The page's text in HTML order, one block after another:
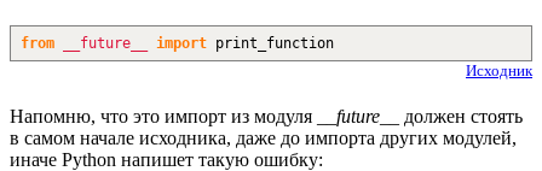
from __future__ import print_function
Исходник
Напомню, что это импорт из модуля __future__ должен стоять
в самом начале исходника, даже до импорта других модулей,
иначе Python напишет такую ошибку: